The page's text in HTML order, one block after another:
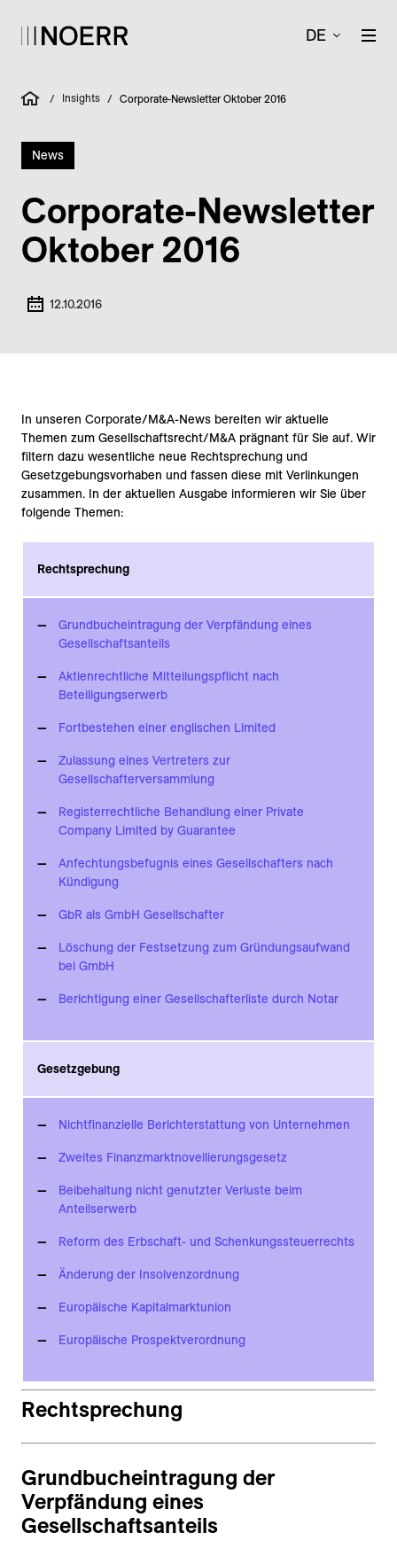
DE
/ Insights / Corporate-Newsletter Oktober 2016
News
Corporate-Newsletter
Oktober 2016
12.10.2016
In unseren Corporate/M&A-News bereiten wir aktuelle
Themen zum Gesellschaftsrecht/M&A prägnant für Sie auf. Wir
filtern dazu wesentliche neue Rechtsprechung und
Gesetzgebungsvorhaben und fassen diese mit Verlinkungen
zusammen. In der aktuellen Ausgabe informieren wir Sie über
folgende Themen:
Rechtsprechung
Grundbucheintragung der Verpfändung eines
Gesellschaftsanteils
Aktienrechtliche Mitteilungspflicht nach
Beteiligungserwerb
Fortbestehen einer englischen Limited
Zulassung eines Vertreters zur
Gesellschafterversammlung
Registerrechtliche Behandlung einer Private
Company Limited by Guarantee
Anfechtungsbefugnis eines Gesellschafters nach
Kündigung
GbR als GmbH Gesellschafter
Löschung der Festsetzung zum Gründungsaufwand
bei GmbH
Berichtigung einer Gesellschafterliste durch Notar
Gesetzgebung
Nichtfinanzielle Berichterstattung von Unternehmen
Zweites Finanzmarktnovellierungsgesetz
Beibehaltung nicht genutzter Verluste beim
Anteilserwerb
Reform des Erbschaft- und Schenkungssteuerrechts
Änderung der Insolvenzordnung
Europäische Kapitalmarktunion
Europäische Prospektverordnung
Rechtsprechung
Grundbucheintragung der
Verpfändung eines
Gesellschaftsanteils